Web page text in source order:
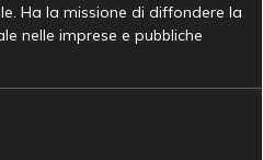
Ha la missione di diffondere la
nelle imprese e pubbliche